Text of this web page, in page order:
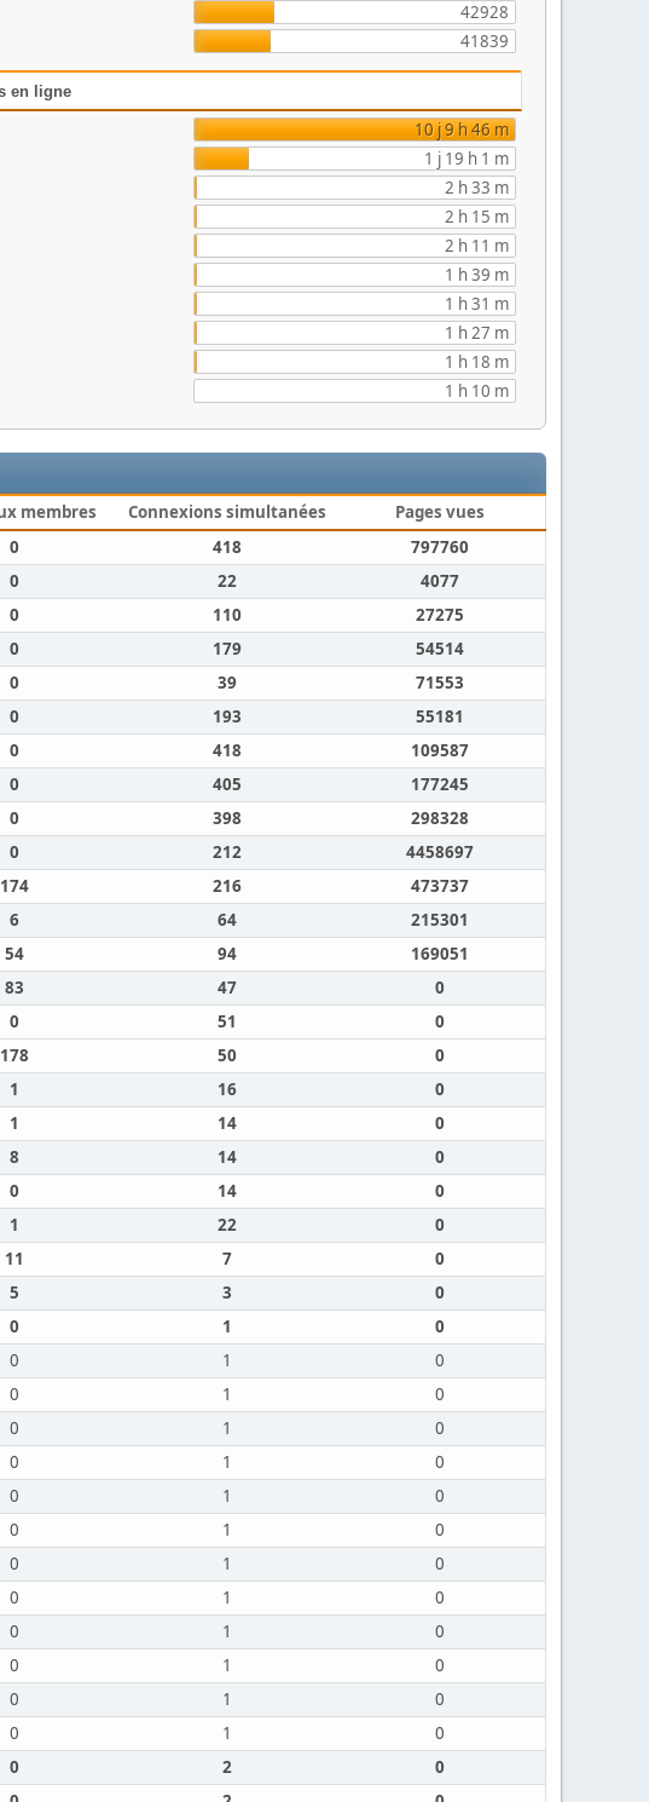
42928
41839
en ligne
10 j 9 h 46 m
1 j 19 h 1 m
2 h 33 m
2 h 15 m
2 h 11 m
1 h 39 m
1 h 31 m
1 h 27 m
1 h 18 m
1 h 10 m
membres Connexions simultanées
Pages vues
0 418
797760
0 22
4077
0 110
27275
0 179
54514
0 39
71553
0 193
55181
0 418
109587
0 405
177245
0 398
298328
0 212
4458697
174 216
473737
6 64
215301
54 94
169051
83 47
0
0 51
0
178 50
0
1 16
0
1 14
0
8 14
0
0 14
0
1 22
0
11 7
0
5 3
0
0 1
0
0 1
0
0 1
0
0 1
0
0 1
0
0 1
0
0 1
0
0 1
0
0 1
0
0 1
0
0 1
0
0 1
0
0 1
0
0 2
0